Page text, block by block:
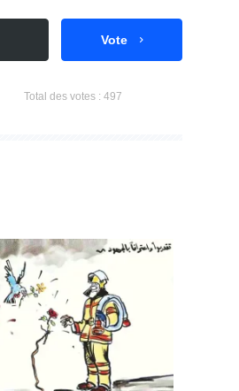
Vote
Total des votes : 497